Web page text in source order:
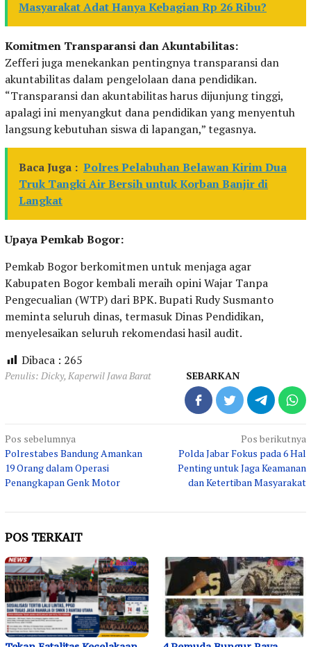
Masyarakat Adat Hanya Kebagian Rp 26 Ribu?
Komitmen Transparansi dan Akuntabilitas:
Zefferi juga menekankan pentingnya transparansi dan
akuntabilitas dalam pengelolaan dana pendidikan.
“Transparansi dan akuntabilitas harus dijunjung tinggi,
apalagi ini menyangkut dana pendidikan yang menyentuh
langsung kebutuhan siswa di lapangan,” tegasnya.
Baca Juga : Polres Pelabuhan Belawan Kirim Dua
Truk Tangki Air Bersih untuk Korban Banjir di
Langkat
Upaya Pemkab Bogor:
Pemkab Bogor berkomitmen untuk menjaga agar
Kabupaten Bogor kembali meraih opini Wajar Tanpa
Pengecualian (WTP) dari BPK. Bupati Rudy Susmanto
meminta seluruh dinas, termasuk Dinas Pendidikan,
menyelesaikan seluruh rekomendasi hasil audit.
Dibaca : 265
Penulis: Dicky, Kaperwil Jawa Barat SEBARKAN
Navigasi
pos
Pos sebelumnya
Polrestabes Bandung Amankan
19 Orang dalam Operasi
Penangkapan Genk Motor
Pos berikutnya
Polda Jabar Fokus pada 6 Hal
Penting untuk Jaga Keamanan
dan Ketertiban Masyarakat
POS TERKAIT